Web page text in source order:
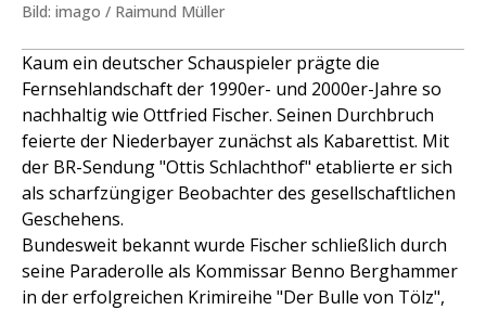
Bild: imago / Raimund Müller
Kaum ein deutscher Schauspieler prägte die
Fernsehlandschaft der 1990er- und 2000er-Jahre so
nachhaltig wie Ottfried Fischer. Seinen Durchbruch
feierte der Niederbayer zunächst als Kabarettist. Mit
der BR-Sendung "Ottis Schlachthof" etablierte er sich
als scharfzüngiger Beobachter des gesellschaftlichen
Geschehens.
Bundesweit bekannt wurde Fischer schließlich durch
seine Paraderolle als Kommissar Benno Berghammer
in der erfolgreichen Krimireihe "Der Bulle von Tölz",